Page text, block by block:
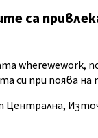
са
wherewework,
си при поява